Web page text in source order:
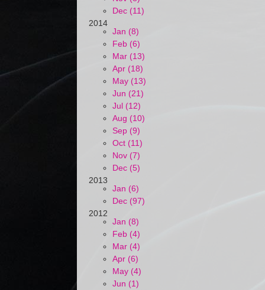
Dec (11)
2014
Jan (8)
Feb (6)
Mar (13)
Apr (18)
May (13)
Jun (21)
Jul (12)
Aug (10)
Sep (9)
Oct (11)
Nov (7)
Dec (5)
2013
Jan (6)
Dec (97)
2012
Jan (8)
Feb (4)
Mar (4)
Apr (6)
May (4)
Jun (1)